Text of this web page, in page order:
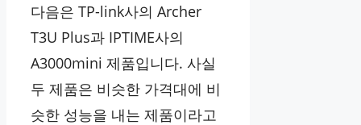
다음은 TP-link사의 Archer
T3U Plus과 IPTIME사의
A3000mini 제품입니다. 사실
두 제품은 비슷한 가격대에 비
슷한 성능을 내는 제품이라고